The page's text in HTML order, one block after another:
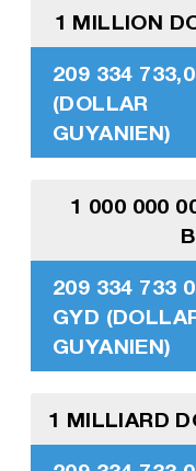
1 MILLION
209 334
(DOLLAR
GUYANIEN)
1 000 000
209 334 733
GYD
GUYANIEN)
1 MILLIARD